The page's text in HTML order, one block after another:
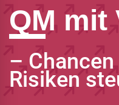
QM mit
–
Risiken